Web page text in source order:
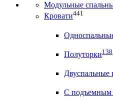
Модульные
Кровати441
Полуторки138
Двуспальные
С подъемным